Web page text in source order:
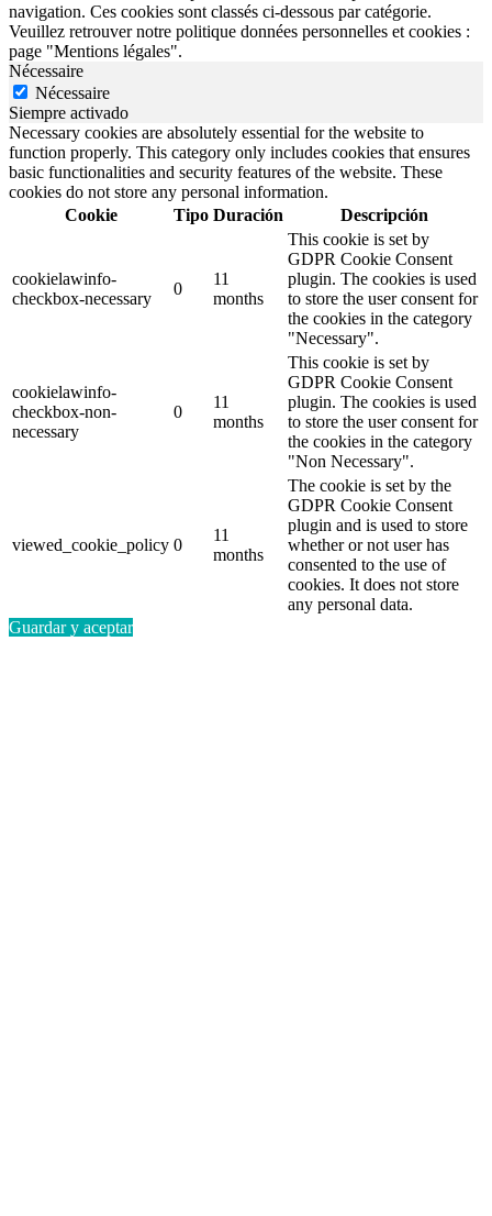
navigation. Ces cookies sont classés ci-dessous par catégorie.
Veuillez retrouver notre politique données personnelles et cookies :
page "Mentions légales".
Nécessaire
Nécessaire
Siempre activado
Necessary cookies are absolutely essential for the website to
function properly. This category only includes cookies that ensures
basic functionalities and security features of the website. These
cookies do not store any personal information.
Cookie
Tipo Duración Descripción
cookielawinfo-
checkbox-necessary
0
11
months
This cookie is set by
GDPR Cookie Consent
plugin. The cookies is used
to store the user consent for
the cookies in the category
"Necessary".
cookielawinfo-
checkbox-non-
necessary
0
11
months
This cookie is set by
GDPR Cookie Consent
plugin. The cookies is used
to store the user consent for
the cookies in the category
"Non Necessary".
viewed_cookie_policy 0
11
months
The cookie is set by the
GDPR Cookie Consent
plugin and is used to store
whether or not user has
consented to the use of
cookies. It does not store
any personal data.
Guardar y aceptar